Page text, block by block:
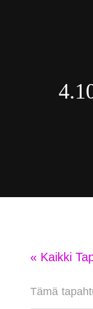
« Kaikki
Tämä